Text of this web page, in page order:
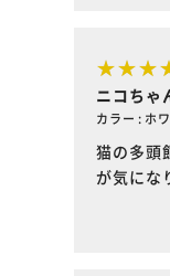
ニコちゃ
カラー : ホ
猫の多頭
が気にな